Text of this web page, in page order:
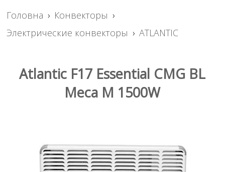
Головна › Конвекторы ›
Электрические конвекторы › ATLANTIC
Atlantic F17 Essential CMG BL
Meca M 1500W